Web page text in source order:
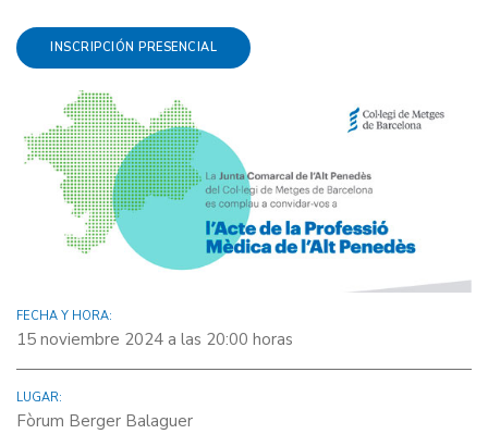
INSCRIPCIÓN PRESENCIAL
FECHA Y HORA:
15 noviembre 2024 a las 20:00 horas
LUGAR:
Fòrum Berger Balaguer